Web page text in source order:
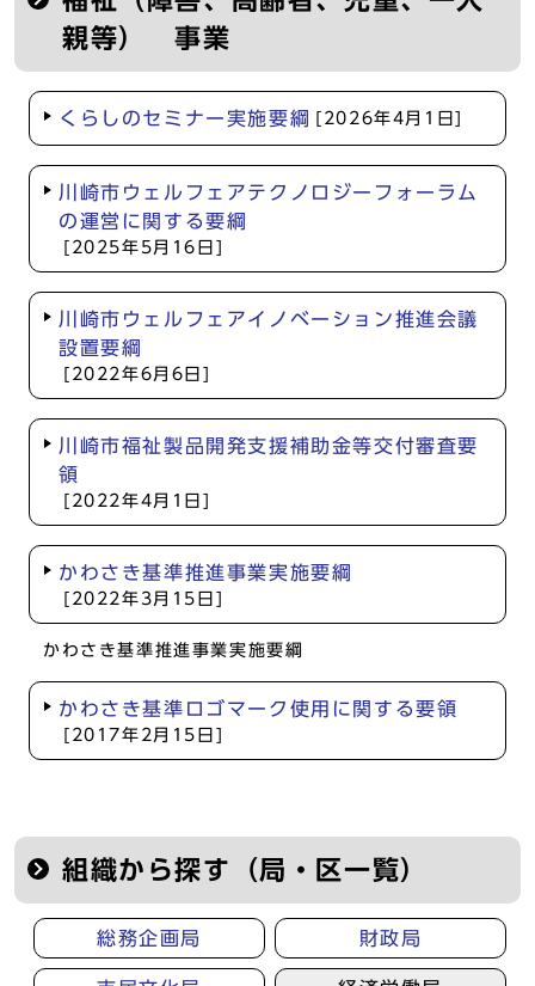
親等） 事業
くらしのセミナー実施要綱 [2026年4月1日]
川崎市ウェルフェアテクノロジーフォーラム
の運営に関する要綱
[2025年5月16日]
川崎市ウェルフェアイノベーション推進会議
設置要綱
[2022年6月6日]
川崎市福祉製品開発支援補助金等交付審査要
領
[2022年4月1日]
かわさき基準推進事業実施要綱
[2022年3月15日]
かわさき基準推進事業実施要綱
かわさき基準ロゴマーク使用に関する要領
[2017年2月15日]
組織から探す（局・区一覧）
総務企画局 財政局